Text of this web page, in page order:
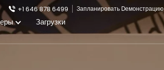
Загрузки
+1 646 878 6499 Запланировать Dемонстрацию